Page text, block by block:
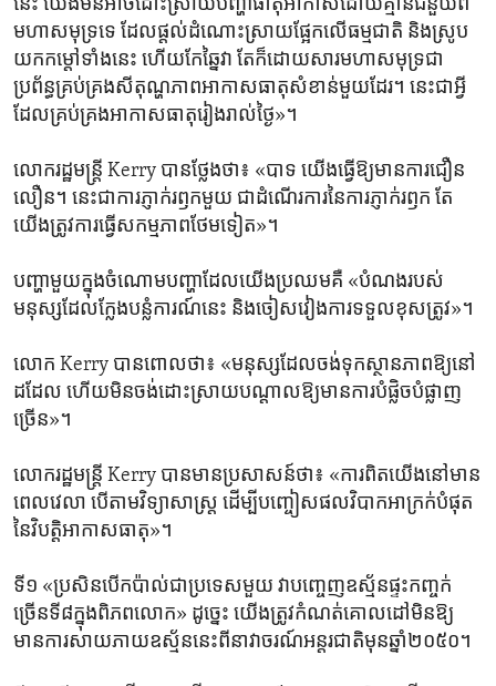
នេះ​ យើង​មិនអាច​ដោះស្រាយ​បញ្ហាធាតុអាកាស​ដោយ​គ្មាន​ជំនួយ​ពី​
មហា​សមុទ្រ​ទេ ដែល​ផ្តល់​ដំណោះស្រាយ​ផ្អែក​លើធម្មជាតិ​ និង​ស្រូ​ប​
យក​កម្តៅ​ទាំង​នេះ ហើយកែឆ្នៃវា តែ​ក៏​ដោយសារ​មហា​សមុទ្រ​ជា​
ប្រព័ន្ធ​គ្រប់គ្រងសីតុណ្ហភាព​អាកាសធាតុ​សំខាន់​មួយដែរ។ នេះជា​អ្វី​
ដែល​គ្រប់គ្រងអាកា​សធាតុ​រៀង​រាល់ថ្ងៃ»។
លោករដ្ឋមន្ត្រី Kerry បាន​ថ្លែងថា៖ ​«បាទ​ ​យើងធ្វើឱ្យ​មានការជឿន​
លឿន។ នេះជា​ការភ្ញាក់រឭក​មួយ ជាដំណើរ​ការនៃការ​ភ្ញាក់​រឭក​ តែ
យើង​ត្រូវ​ការ​ធ្វើ​សកម្មភាព​ថែ​ម​ទៀត»។
បញ្ហា​មួយ​ក្នុងចំណោមបញ្ហាដែល​យើង​ប្រឈម​គឺ «បំណង​របស់​
មនុស្សដែល​ក្លែង​បន្លំ​ការណ៍​នេះ​ និង​ចៀសវៀង​ការ​ទទួលខុសត្រូវ»។
លោក​ Kerry បានពោលថា៖ «មនុស្សដែល​ចង់​ទុក​ស្ថានភាព​ឱ្យ​នៅ​
ដដែល​ ហើយ​មិនចង់ដោះស្រាយ​បណ្តាល​ឱ្យ​មាន​ការ​បំផ្លិចបំផ្លាញ
ច្រើន»។
លោករដ្ឋមន្ត្រី Kerry បានមានប្រសាសន៍​ថា៖ «ការពិតយើង​នៅ​មាន
ពេល​វេលា បើ​តាម​វិទ្យាសាស្ត្រ ដើម្បី​បញ្ចៀស​ផល​វិបាក​អាក្រក់​បំផុត​
នៃវិបត្តិ​អាកាសធាតុ»។
ទី​១ «ប្រសិន​បើកប៉ាល់​ជា​ប្រទេស​មួយ វាបញ្ចេញ​ឧស្ម័ន​ផ្ទះ​កញ្ចក់
ច្រើន​ទី​៨​ក្នុង​ពិភពលោក» ដូច្នេះ​ យើង​ត្រូវ​កំណត់​គោល​ដៅមិនឱ្យ
មានការ​សាយ​ភាយ​ឧស្ម័ន​នេះពី​នាវាចរណ៍អន្តរជាតិ​មុន​ឆ្នាំ២០៥០។